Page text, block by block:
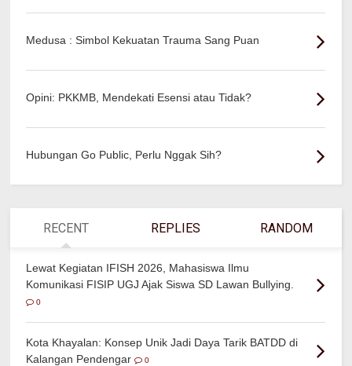
Medusa : Simbol Kekuatan Trauma Sang Puan
Opini: PKKMB, Mendekati Esensi atau Tidak?
Hubungan Go Public, Perlu Nggak Sih?
RECENT REPLIES RANDOM
Lewat Kegiatan IFISH 2026, Mahasiswa Ilmu
Komunikasi FISIP UGJ Ajak Siswa SD Lawan Bullying.
0
Kota Khayalan: Konsep Unik Jadi Daya Tarik BATDD di
Kalangan Pendengar
0